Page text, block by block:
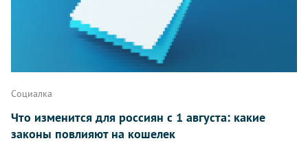
Написать
Социалка
Что изменится для россиян с 1 августа: какие
законы повлияют на кошелек